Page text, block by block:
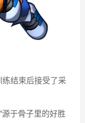
结束后接受了采
于骨子里的好胜